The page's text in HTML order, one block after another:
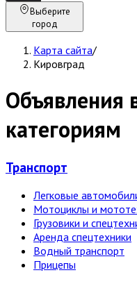
Выберите
город
Карта сайта/
Кировград
Объявления
категориям
Транспорт
Легковые
Мотоциклы и
Грузовики и
Аренда спецтехники
Водный транспорт
Прицепы